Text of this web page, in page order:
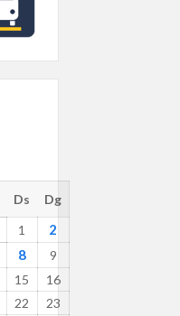
Ds
Dg
1
2
8
9
15
16
22
23